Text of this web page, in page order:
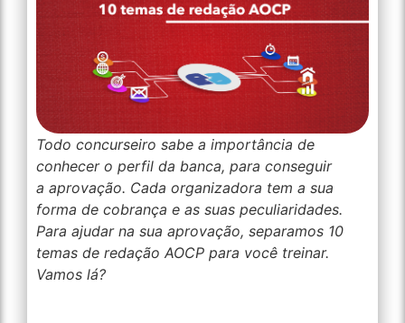
Todo concurseiro sabe a importância de
conhecer o perfil da banca, para conseguir
a aprovação. Cada organizadora tem a sua
forma de cobrança e as suas peculiaridades.
Para ajudar na sua aprovação, separamos 10
temas de redação AOCP para você treinar.
Vamos lá?